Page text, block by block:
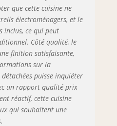
douce et
silencieuse.
Complétés par des
charnières Soft-
Close et des vérins
à gaz pour portes
et abattants.
Testés jusqu’à 60
000 cycles pour
une durabilité
maximale.
que cette cuisine ne
électroménagers, et le
inclus, ce qui peut
Côté qualité, le
finition satisfaisante,
sur la
puisse inquiéter
un rapport qualité-prix
réactif, cette cuisine
qui souhaitent une